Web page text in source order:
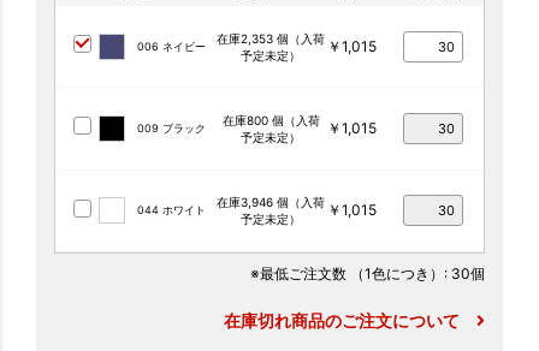
006 ネイビー
在庫2,353 個（入荷
予定未定）
￥1,015
009 ブラック
在庫800 個（入荷
予定未定）
￥1,015
044 ホワイト
在庫3,946 個（入荷
予定未定）
￥1,015
※最低ご注文数 （1色につき） : 30個
在庫切れ商品のご注文について